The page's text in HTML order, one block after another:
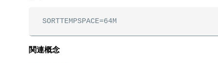
SORTTEMPSPACE=64M
関連概念